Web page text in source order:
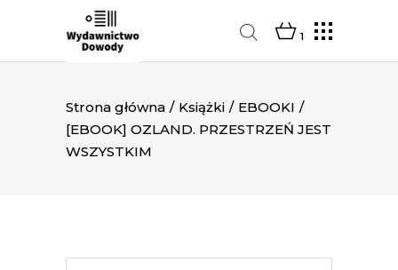
1
Strona główna / Książki / EBOOKI /
[EBOOK] OZLAND. PRZESTRZEŃ JEST
WSZYSTKIM